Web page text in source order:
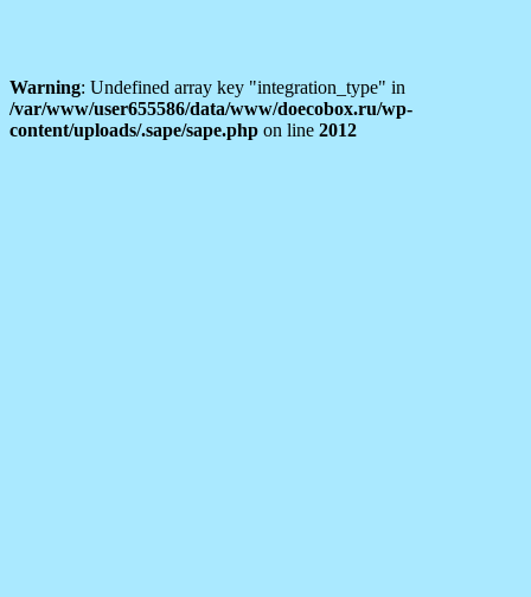
Warning: Undefined array key "integration_type" in
/var/www/user655586/data/www/doecobox.ru/wp-
content/uploads/.sape/sape.php on line 2012